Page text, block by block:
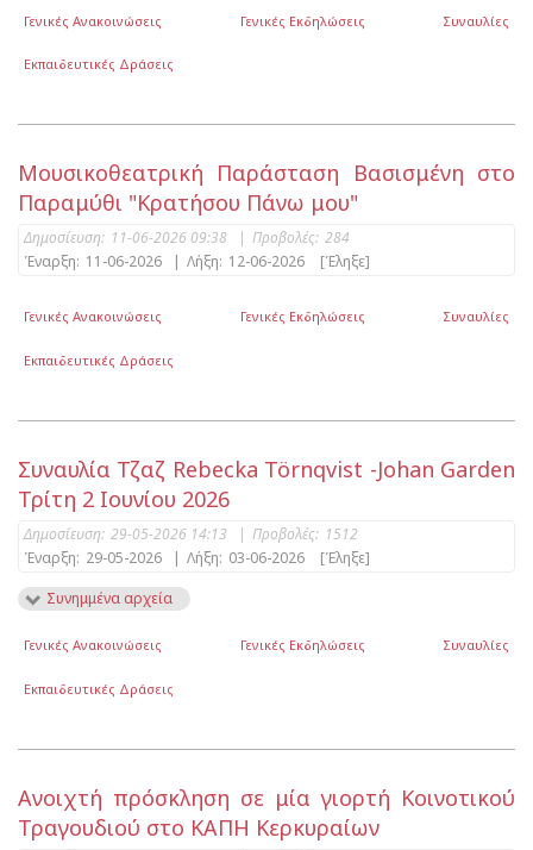
Γενικές Ανακοινώσεις Γενικές Εκδηλώσεις Συναυλίες
Εκπαιδευτικές Δράσεις
Μουσικοθεατρική Παράσταση Βασισμένη στο
Παραμύθι "Κρατήσου Πάνω μου"
Δημοσίευση: 11-06-2026 09:38 | Προβολές: 284
Έναρξη: 11-06-2026 | Λήξη: 12-06-2026 [Έληξε]
Γενικές Ανακοινώσεις Γενικές Εκδηλώσεις Συναυλίες
Εκπαιδευτικές Δράσεις
Συναυλία Τζαζ Rebecka Törnqvist -Johan Garden
Τρίτη 2 Ιουνίου 2026
Δημοσίευση: 29-05-2026 14:13 | Προβολές: 1512
Έναρξη: 29-05-2026 | Λήξη: 03-06-2026
[Έληξε]
Συνημμένα αρχεία
Γενικές Ανακοινώσεις Γενικές Εκδηλώσεις Συναυλίες
Εκπαιδευτικές Δράσεις
Ανοιχτή πρόσκληση σε μία γιορτή Κοινοτικού
Τραγουδιού στο ΚΑΠΗ Κερκυραίων